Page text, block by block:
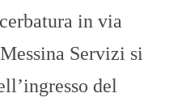
in via
Servizi si
del